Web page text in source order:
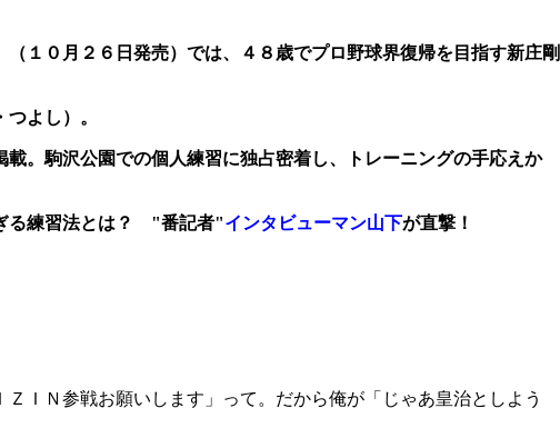
（１０月２６日発売）では、４８歳でプロ野球界復帰を目指す新庄剛
つよし）。
載。駒沢公園での個人練習に独占密着し、トレーニングの手応えか
る練習法とは？ "番記者"インタビューマン山下が直撃！
ＩＮ参戦お願いします」って。だから俺が「じゃあ皇治としよう